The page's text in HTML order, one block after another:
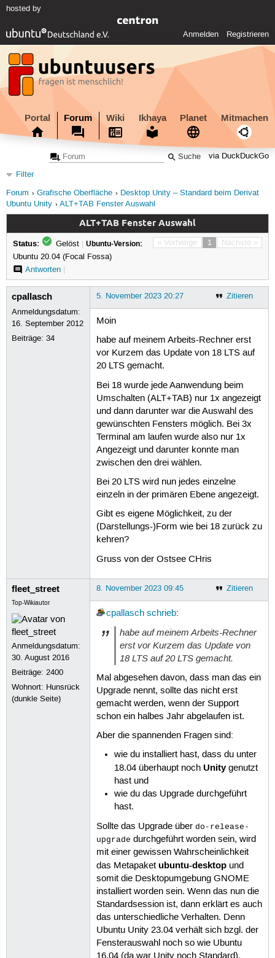
hosted by
Anmelden Registrieren
Portal Forum Wiki Ikhaya Planet Mitmachen
via DuckDuckGo
Filter
Forum
Grafische Oberfläche
Desktop Unity – Standard beim Derivat
Ubuntu Unity
ALT+TAB Fenster Auswahl
ALT+TAB Fenster Auswahl
« Vorherige 1 Nächste »
Status: Gelöst | Ubuntu-Version:
Ubuntu 20.04 (Focal Fossa)
Antworten|
cpallasch
Anmeldungsdatum:
16. September 2012
Beiträge:34
Zitieren
5. November 2023 20:27
Moin
habe auf meinem Arbeits-Rechner erst
vor Kurzem das Update von 18 LTS auf
20 LTS gemacht.
Bei 18 wurde jede Aanwendung beim
Umschalten (ALT+TAB) nur 1x angezeigt
und dann darunter war die Auswahl des
gewünschten Fensters möglich. Bei 3x
Terminal am laufen wurde also nur 1x
Angezeigt und darunter konnte man
zwischen den drei wählen.
Bei 20 LTS wird nun jedes einzelne
einzeln in der primären Ebene angezeigt.
Gibt es eigene Möglichkeit, zu der
(Darstellungs-)Form wie bei 18 zurück zu
kehren?
Gruss von der Ostsee CHris
fleet_street
Top-Wikiautor
Anmeldungsdatum:
30. August 2016
Beiträge:2400
Wohnort: Hunsrück
(dunkle Seite)
Zitieren
8. November 2023 09:45
cpallasch schrieb:
habe auf meinem Arbeits-Rechner
erst vor Kurzem das Update von
18 LTS auf 20 LTS gemacht.
Mal abgesehen davon, dass man das ein
Upgrade nennt, sollte das nicht erst
gemacht werden, wenn der Support
schon ein halbes Jahr abgelaufen ist.
Aber die spannenden Fragen sind:
wie du installiert hast, dass du unter
18.04 überhaupt nochUnity genutzt
hast und
wie du das Upgrade durchgeführt
hast.
Sollte das Upgrade über do-release-
upgrade durchgeführt worden sein, wird
mit einer gewissen Wahrscheinlichkeit
das Metapaket ubuntu-desktopund
somit die Desktopumgebung GNOME
installiert worden sein. Wenn das nun die
Standardsession ist, dann erklärt es auch
das unterschiedliche Verhalten. Denn
Ubuntu Unity 23.04 verhält sich bzgl. der
Fensterauswahl noch so wie Ubuntu